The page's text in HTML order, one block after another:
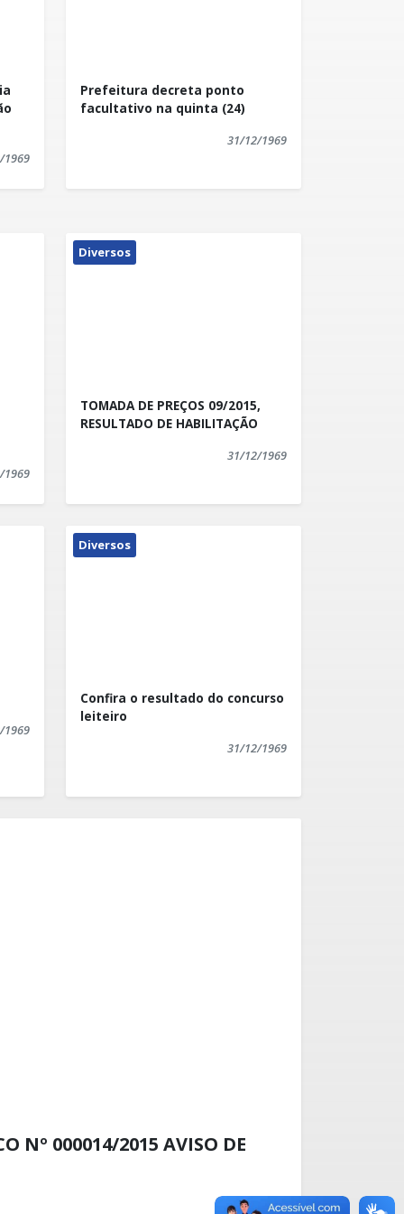
1969
Prefeitura decreta ponto
facultativo na quinta (24)
31/12/1969
1969
Diversos
TOMADA DE PREÇOS 09/2015,
RESULTADO DE HABILITAÇÃO
31/12/1969
1969
Diversos
Confira o resultado do concurso
leiteiro
31/12/1969
Nº 000014/2015 AVISO DE